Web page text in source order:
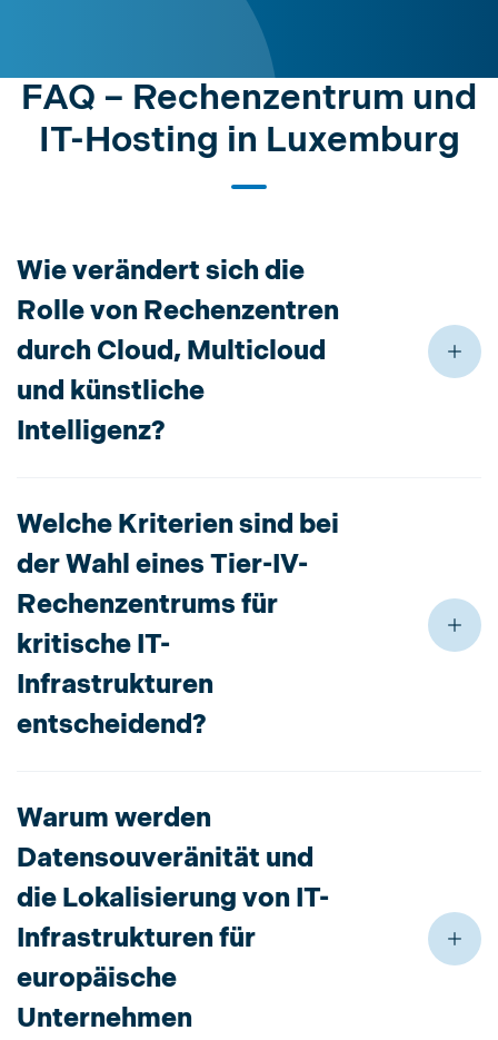
FAQ – Rechenzentrum und
IT-Hosting in Luxemburg
Wie verändert sich die
Rolle von Rechenzentren
durch Cloud, Multicloud
und künstliche
Intelligenz?
Welche Kriterien sind bei
der Wahl eines Tier-IV-
Rechenzentrums für
kritische IT-
Infrastrukturen
entscheidend?
Warum werden
Datensouveränität und
die Lokalisierung von IT-
Infrastrukturen für
europäische
Unternehmen